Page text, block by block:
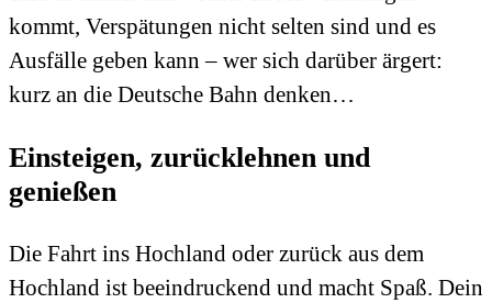
kommt, Verspätungen nicht selten sind und es
Ausfälle geben kann – wer sich darüber ärgert:
kurz an die Deutsche Bahn denken…
Einsteigen, zurücklehnen und
genießen
Die Fahrt ins Hochland oder zurück aus dem
Hochland ist beeindruckend und macht Spaß. Dein